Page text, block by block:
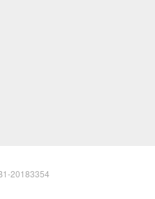
20183354